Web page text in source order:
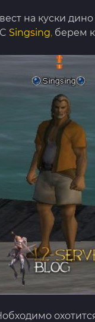
на куски
Singsing, берем